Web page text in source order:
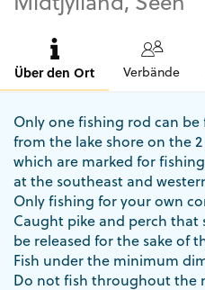
Über den Ort Verbände
Only one fishing rod can
from the lake shore on the
which are marked for
at the southeast and
Only fishing for your own
Caught pike and perch
be released for the sake of
Fish under the minimum
Do not fish throughout the